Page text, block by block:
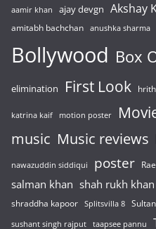
aamir khan ajay devgn Akshay
amitabh bachchan anushka sharma
Bollywood Box
elimination First Look
katrina kaif motion poster
music Music reviews
nawazuddin siddiqui poster
salman khan shah rukh khan
shraddha kapoor Splitsvilla 8 Sultan
sushant singh rajput taapsee pannu